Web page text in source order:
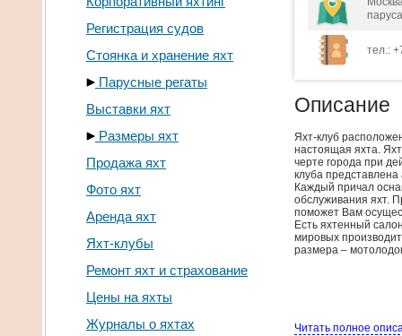
Регистрация судов
Стоянка и хранение яхт
Парусные регаты
Выставки яхт
Размеры яхт
Продажа яхт
Фото яхт
Аренда яхт
Яхт-клубы
Ремонт яхт и страхование
Цены на яхты
Журналы о яхтах
тел.:
Описание
Яхт-клуб
настоящая яхта.
черте города при
клуба
Каждый причал
обслуживания яхт.
поможет Вам
Есть яхтенный
мировых
размера –
Читать полное